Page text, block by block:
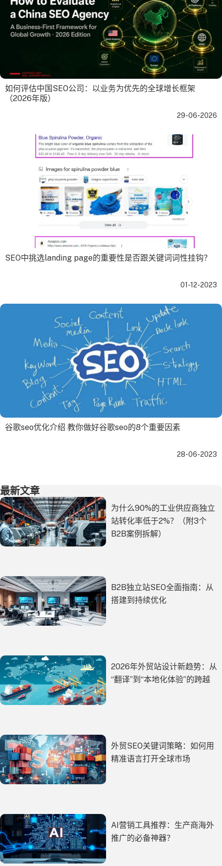
如何评估中国SEO公司：以业务为优先的全球增长框架
（2026年版）
29-06-2026
SEO中挑选landing page的重要性是否跟关键词词性挂钩？
01-12-2023
谷歌seo优化介绍 教你做好谷歌seo的8个重要因素
28-06-2023
最新文章
为什么90%的工业供应商独立
站转化率低于2%？（附3个
B2B案例拆解）
B2B独立站SEO全面指南：从
搭建到持续优化
2026年外贸站设计新趋势：从
“翻译”到“本地化体验”的跨越
外贸SEO关键词策略：如何用
精准语言打开全球市场
AI营销工具推荐：生产商海外
推广的必备神器？